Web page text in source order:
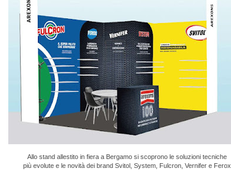
Allo stand allestito in fiera a Bergamo si scoprono le soluzioni tecniche
più evolute e le novità dei brand Svitol, System, Fulcron, Vernifer e Ferox